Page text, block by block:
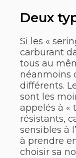
Deux
Si les «
carburant
tous au
néanmoins
différents.
sont les
appelés à «
résistants,
sensibles à
à prendre
choisir sa